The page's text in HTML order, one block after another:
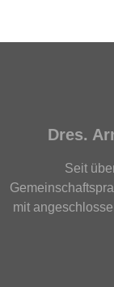
Dres.
Seit
mit